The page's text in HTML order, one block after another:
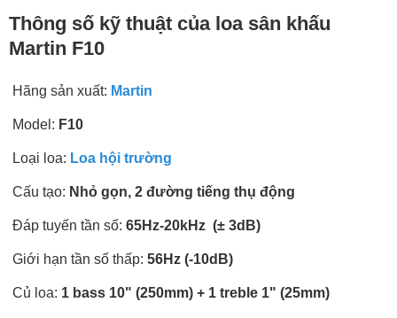
Thông số kỹ thuật của loa sân khấu
Martin F10
Hãng sản xuất: Martin
Model: F10
Loại loa: Loa hội trường
Cấu tạo: Nhỏ gọn, 2 đường tiếng thụ động
Đáp tuyến tần số: 65Hz-20kHz (± 3dB)
Giới hạn tần số thấp: 56Hz (-10dB)
Củ loa: 1 bass 10" (250mm) + 1 treble 1" (25mm)